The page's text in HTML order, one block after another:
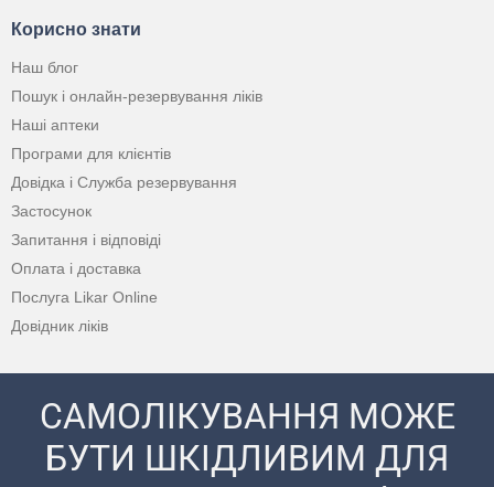
Корисно знати
Наш блог
Пошук і онлайн-резервування ліків
Наші аптеки
Програми для клієнтів
Довідка і Служба резервування
Застосунок
Запитання і відповіді
Оплата і доставка
Послуга Likar Online
Довідник ліків
САМОЛІКУВАННЯ МОЖЕ
БУТИ ШКІДЛИВИМ ДЛЯ